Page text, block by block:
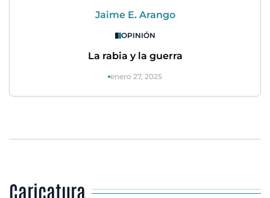
Jaime E. Arango
OPINIÓN
La rabia y la guerra
enero 27, 2025
Caricatura